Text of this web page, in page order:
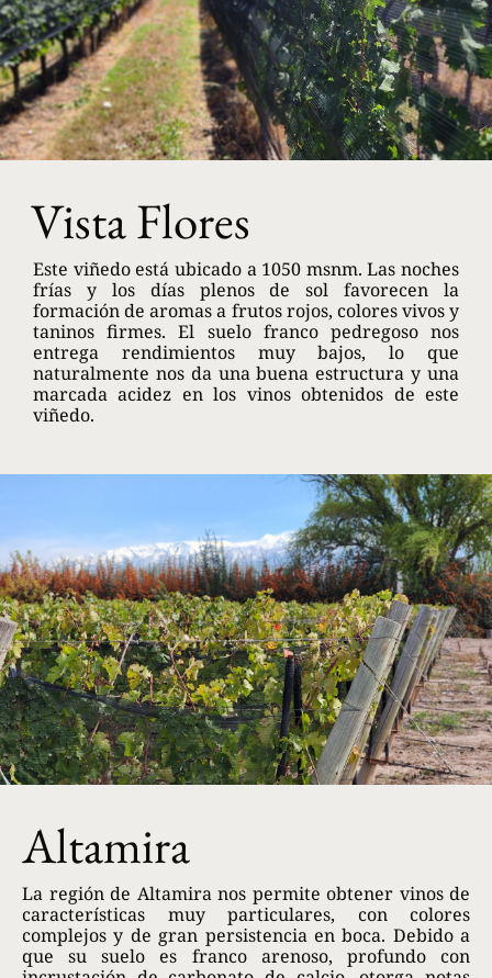
Vista Flores
Este viñedo está ubicado a 1050 msnm. Las noches
frías y los días plenos de sol favorecen la
formación de aromas a frutos rojos, colores vivos y
taninos firmes. El suelo franco pedregoso nos
entrega rendimientos muy bajos, lo que
naturalmente nos da una buena estructura y una
marcada acidez en los vinos obtenidos de este
viñedo.
Altamira
La región de Altamira nos permite obtener vinos de
características muy particulares, con colores
complejos y de gran persistencia en boca. Debido a
que su suelo es franco arenoso, profundo con